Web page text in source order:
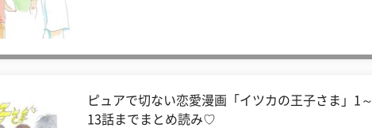
ピュアで切ない恋愛漫画「イツカの王子さま」1～
13話までまとめ読み♡